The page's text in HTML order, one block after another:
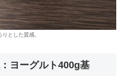
とした質感。
ヨーグルト400g基